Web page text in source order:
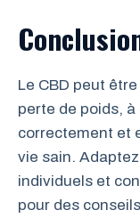
Le CBD peut
perte de poids, à
correctement et
vie sain.
individuels et
pour des